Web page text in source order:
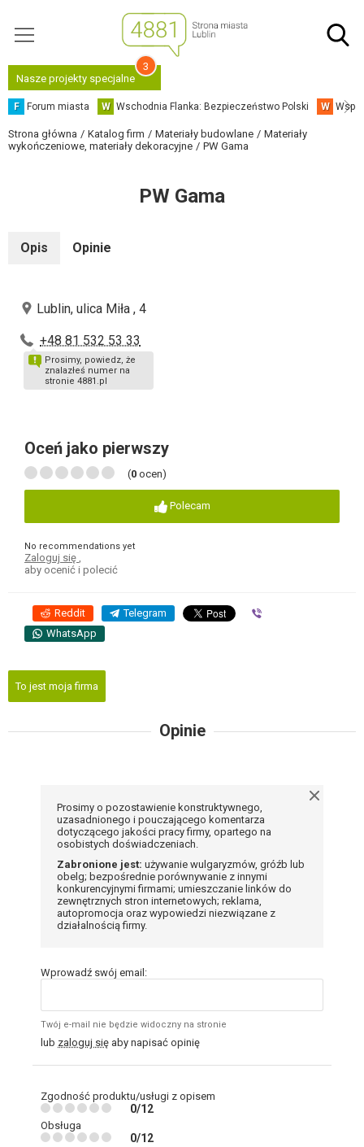
Nasze projekty specjalne
3
F Forum miasta W Wschodnia Flanka: Bezpieczeństwo Polski W
Strona główna Katalog firm Materiały budowlane
Materiały
wykończeniowe, materiały dekoracyjne
PW Gama
PW Gama
Opis Opinie
Lublin, ulica Miła , 4
+48 81 532 53 33
Prosimy, powiedz, że
znalazłeś numer na
stronie 4881.pl
Oceń jako pierwszy
(0 ocen)
Polecam
No recommendations yet
Zaloguj się
aby ocenić i polecić
Reddit Telegram
WhatsApp
To jest moja firma
Opinie
Prosimy o pozostawienie konstruktywnego,
uzasadnionego i pouczającego komentarza
dotyczącego jakości pracy firmy, opartego na
osobistych doświadczeniach.
Zabronione jest: używanie wulgaryzmów, gróźb lub
obelg; bezpośrednie porównywanie z innymi
konkurencyjnymi firmami; umieszczanie linków do
zewnętrznych stron internetowych; reklama,
autopromocja oraz wypowiedzi niezwiązane z
działalnością firmy.
Wprowadź swój email:
Twój e-mail nie będzie widoczny na stronie
lub zaloguj się aby napisać opinię
Zgodność produktu/usługi z opisem
0/12
Obsługa
0/12